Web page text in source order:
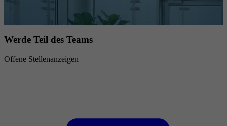
Werde Teil des Teams
Offene Stellenanzeigen